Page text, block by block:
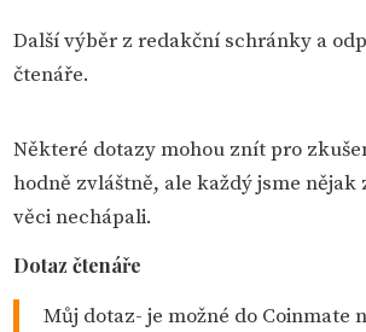
Další výběr z redakční schránky a
čtenáře.
Některé dotazy mohou znít pro
hodně zvláštně, ale každý jsme nějak
věci nechápali.
Dotaz čtenáře
Můj dotaz- je možné do Coinmate